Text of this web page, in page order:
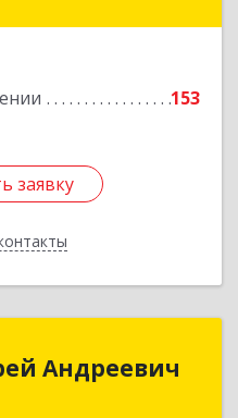
153
заявку
Подробнее
заявку
Андреевич
Андреевич